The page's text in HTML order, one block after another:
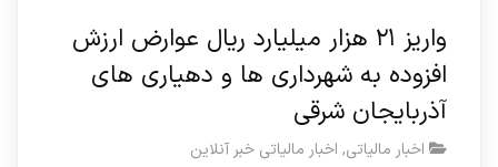
واریز ۲۱ هزار میلیارد ریال عوارض ارزش
افزوده به شهرداری ها و دهیاری های
آذربایجان شرقی
اخبار مالیاتی, اخبار مالیاتی خبر آنلاین